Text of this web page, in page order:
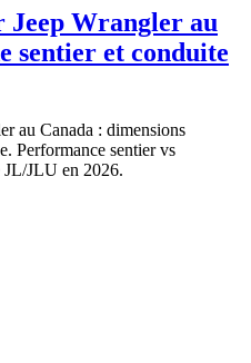
Jeep Wrangler au
sentier et conduite
au Canada : dimensions
Performance sentier vs
JL/JLU en 2026.